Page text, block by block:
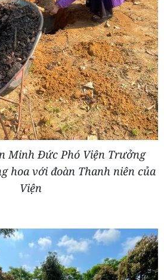
Minh Đức Phó Viện Trưởng
hoa với đoàn Thanh niên của
Viện